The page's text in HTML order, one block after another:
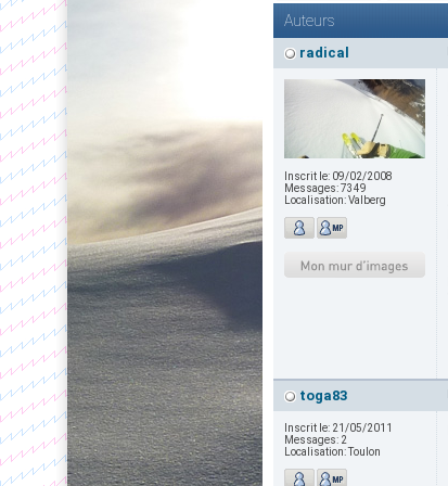
Auteurs
radical
Inscrit le: 09/02/2008
Messages:7349
Localisation:Valberg
toga83
Inscrit le: 21/05/2011
Messages: 2
Localisation:Toulon